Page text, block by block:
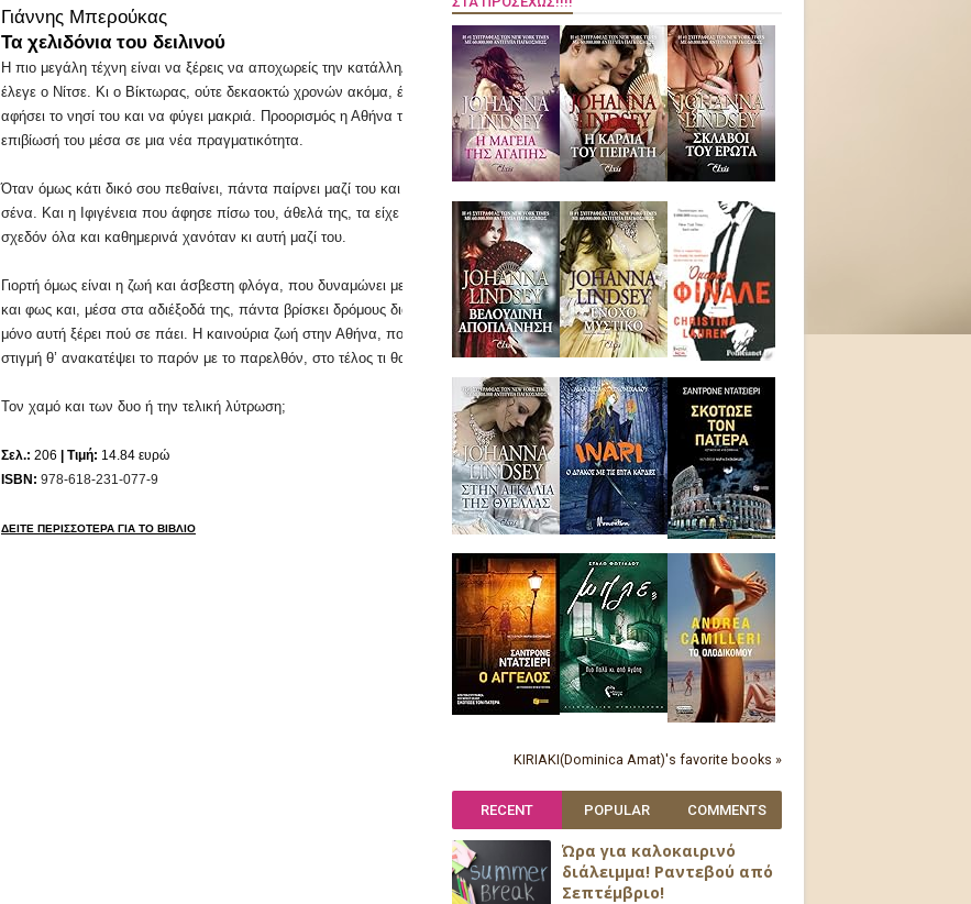
Γιάννης Μπερούκας
Τα χελιδόνια του δειλινού
Η πιο μεγάλη τέχνη είναι να ξέρεις να αποχωρείς την κατάλληλη στιγμή
έλεγε ο Νίτσε. Κι ο Βίκτωρας, ούτε δεκαοκτώ χρονών ακόμα, έπρεπε ν’
αφήσει το νησί του και να φύγει μακριά. Προορισμός η Αθήνα του ’70 και η
επιβίωσή του μέσα σε μια νέα πραγματικότητα.
Όταν όμως κάτι δικό σου πεθαίνει, πάντα παίρνει μαζί του και κάτι από
σένα. Και η Ιφιγένεια που άφησε πίσω του, άθελά της, τα είχε πάρει
σχεδόν όλα και καθημερινά χανόταν κι αυτή μαζί του.
Γιορτή όμως είναι η ζωή και άσβεστη φλόγα, που δυναμώνει με αλήθεια
και φως και, μέσα στα αδιέξοδά της, πάντα βρίσκει δρόμους διαφυγής,
μόνο αυτή ξέρει πού σε πάει. Η καινούρια ζωή στην Αθήνα, που κάποια
στιγμή θ’ ανακατέψει το παρόν με το παρελθόν, στο τέλος τι θα φέρει;
Τον χαμό και των δυο ή την τελική λύτρωση;
Σελ.: 206 | Τιμή: 14.84 ευρώ
ISBN: 978-618-231-077-9
ΔΕΙΤΕ ΠΕΡΙΣΣΟΤΕΡΑ ΓΙΑ ΤΟ ΒΙΒΛΙΟ
KIRIAKI(Dominica Amat)'s favorite books »
RECENT POPULAR COMMENTS
Ώρα για καλοκαιρινό
διάλειμμα! Ραντεβού από
Σεπτέμβριο!